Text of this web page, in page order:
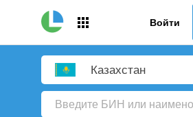
Войти
Казахстан